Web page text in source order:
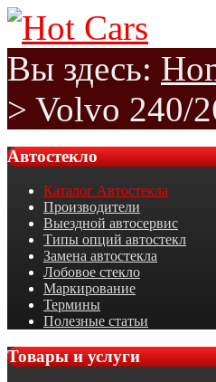
Вы здесь:
> Volvo 240/
Автостекло
Каталог Автостекла
Производители
Выездной автосервис
Типы опций автостекл
Замена автостекла
Лобовое стекло
Маркирование
Термины
Полезные статьи
Товарыи услуги